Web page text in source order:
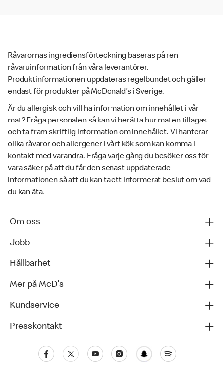
Råvarornas ingrediensförteckning baseras på ren
råvaruinformation från våra leverantörer.
Produktinformationen uppdateras regelbundet och gäller
endast för produkter på McDonald’s i Sverige.
Är du allergisk och vill ha information om innehållet i vår
mat? Fråga personalen så kan vi berätta hur maten tillagas
och ta fram skriftlig information om innehållet. Vi hanterar
olika råvaror och allergener i vårt kök som kan komma i
kontakt med varandra. Fråga varje gång du besöker oss för
vara säker på att du får den senast uppdaterade
informationen så att du kan ta ett informerat beslut om vad
du kan äta.
Om oss
Jobb
Hållbarhet
Mer på McD's
Kundservice
Presskontakt